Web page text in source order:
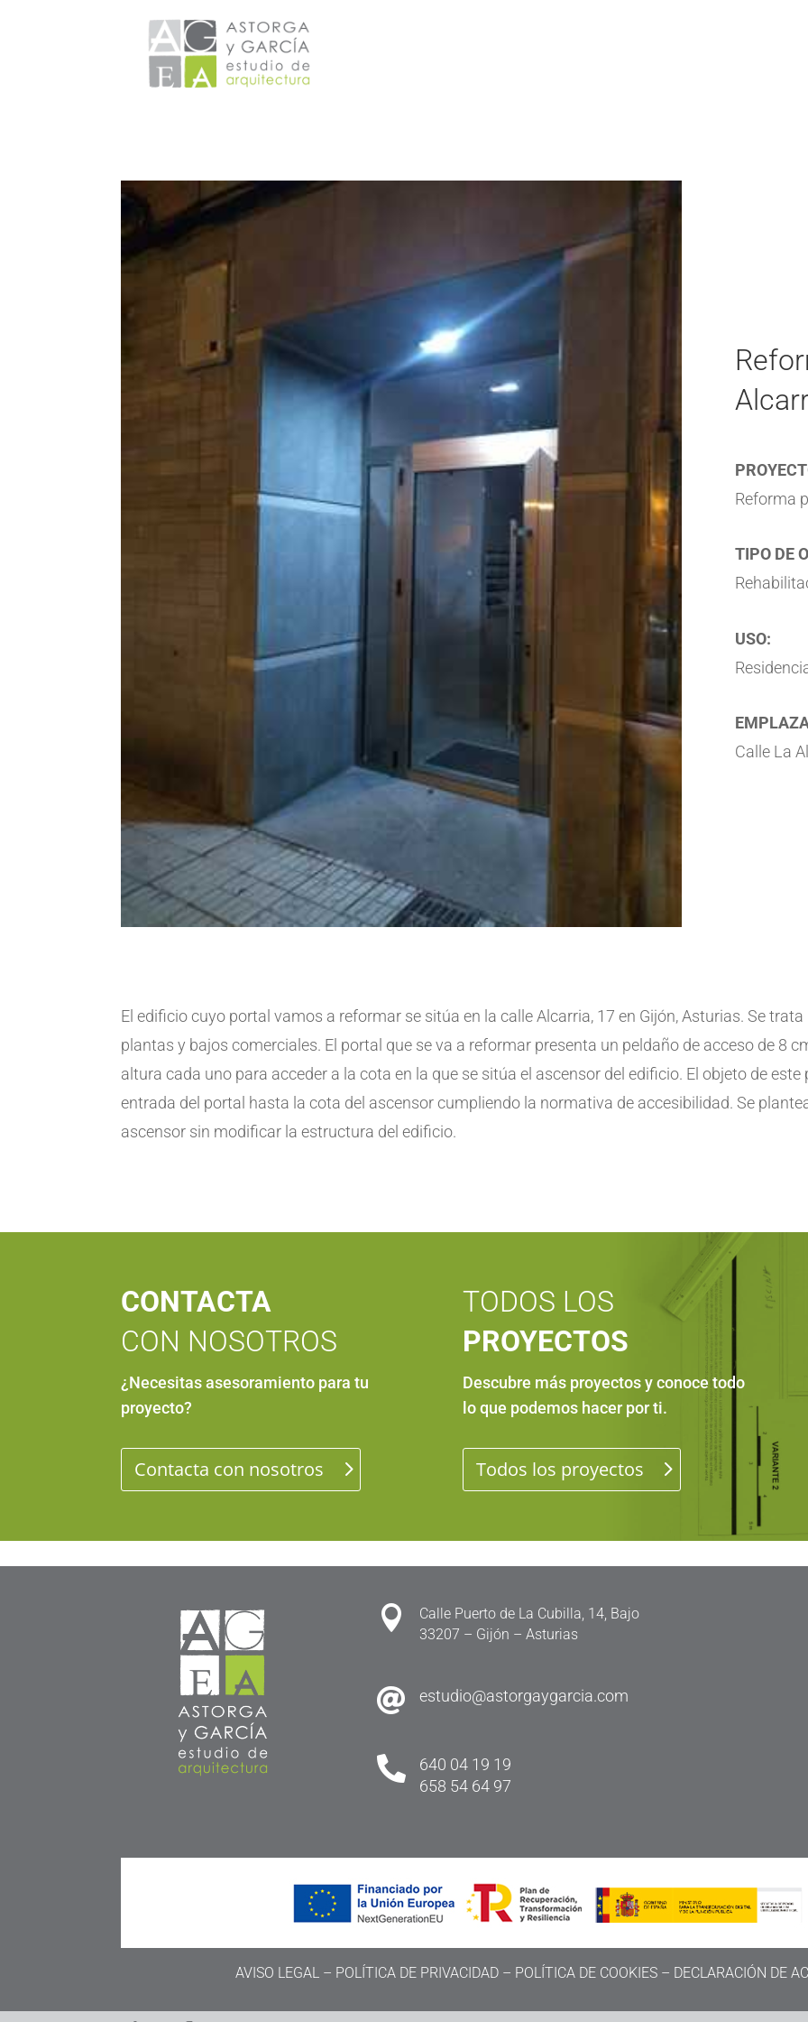
Reforma
TIPO DE
USO:
Calle La
El edificio cuyo portal vamos a reformar se sitúa en la calle Alcarria, 17 en Gijón, Asturias. Se
plantas y bajos comerciales. El portal que se va a reformar presenta un peldaño de acceso de 8
altura cada uno para acceder a la cota en la que se sitúa el ascensor del edificio. El objeto de
entrada del portal hasta la cota del ascensor cumpliendo la normativa de accesibilidad. Se
ascensor sin modificar la estructura del edificio.
CONTACTA
CON NOSOTROS
¿Necesitas asesoramiento para tu
proyecto?
Contacta con nosotros
TODOS LOS
PROYECTOS
Descubre más proyectos y conoce todo
lo que podemos hacer por ti.
Todos los proyectos

Calle Puerto de La Cubilla, 14, Bajo
33207 – Gijón – Asturias
 estudio@astorgaygarcia.com

640 04 19 19
658 54 64 97
AVISO LEGAL – POLÍTICA DE PRIVACIDAD – POLÍTICA DE COOKIES – DECLARACIÓN DE